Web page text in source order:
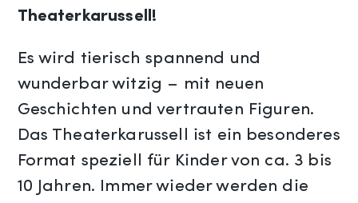
Theaterkarussell!
Es wird tierisch spannend und
wunderbar witzig – mit neuen
Geschichten und vertrauten Figuren.
Das Theaterkarussell ist ein besonderes
Format speziell für Kinder von ca. 3 bis
10 Jahren. Immer wieder werden die